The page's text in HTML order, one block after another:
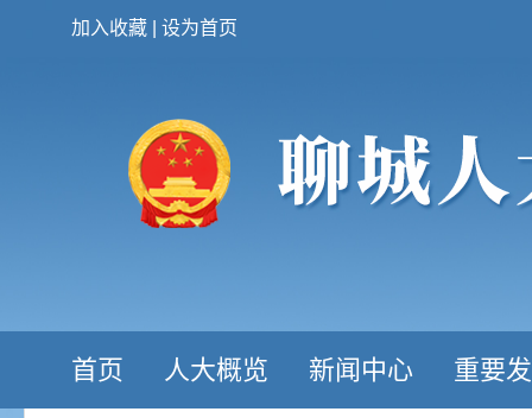
加入收藏 设为首页
首页 人大概览 新闻中心 重要